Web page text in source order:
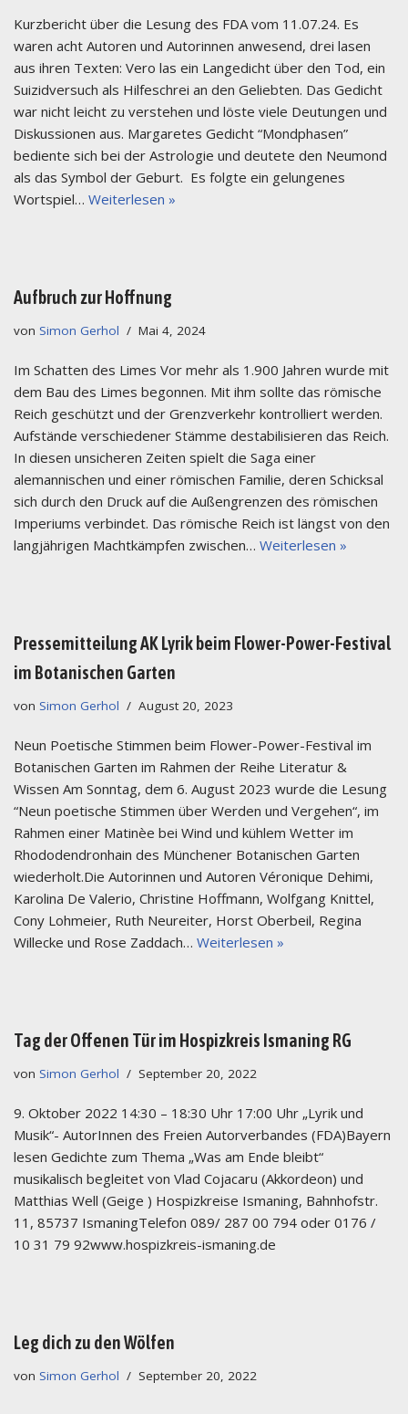
Kurzbericht über die Lesung des FDA vom 11.07.24. Es
waren acht Autoren und Autorinnen anwesend, drei lasen
aus ihren Texten: Vero las ein Langedicht über den Tod, ein
Suizidversuch als Hilfeschrei an den Geliebten. Das Gedicht
war nicht leicht zu verstehen und löste viele Deutungen und
Diskussionen aus. Margaretes Gedicht “Mondphasen”
bediente sich bei der Astrologie und deutete den Neumond
als das Symbol der Geburt. Es folgte ein gelungenes
Wortspiel… Weiterlesen »
Aufbruch zur Hoffnung
von Simon Gerhol Mai 4, 2024
Im Schatten des Limes Vor mehr als 1.900 Jahren wurde mit
dem Bau des Limes begonnen. Mit ihm sollte das römische
Reich geschützt und der Grenzverkehr kontrolliert werden.
Aufstände verschiedener Stämme destabilisieren das Reich.
In diesen unsicheren Zeiten spielt die Saga einer
alemannischen und einer römischen Familie, deren Schicksal
sich durch den Druck auf die Außengrenzen des römischen
Imperiums verbindet. Das römische Reich ist längst von den
langjährigen Machtkämpfen zwischen… Weiterlesen »
Pressemitteilung AK Lyrik beim Flower-Power-Festival
im Botanischen Garten
von Simon Gerhol August 20, 2023
Neun Poetische Stimmen beim Flower-Power-Festival im
Botanischen Garten im Rahmen der Reihe Literatur &
Wissen Am Sonntag, dem 6. August 2023 wurde die Lesung
“Neun poetische Stimmen über Werden und Vergehen“, im
Rahmen einer Matinèe bei Wind und kühlem Wetter im
Rhododendronhain des Münchener Botanischen Garten
wiederholt.Die Autorinnen und Autoren Véronique Dehimi,
Karolina De Valerio, Christine Hoffmann, Wolfgang Knittel,
Cony Lohmeier, Ruth Neureiter, Horst Oberbeil, Regina
Willecke und Rose Zaddach… Weiterlesen »
Tag der Offenen Tür im Hospizkreis Ismaning RG
von Simon Gerhol September 20, 2022
9. Oktober 2022 14:30 – 18:30 Uhr 17:00 Uhr „Lyrik und
Musik“- AutorInnen des Freien Autorverbandes (FDA)Bayern
lesen Gedichte zum Thema „Was am Ende bleibt“
musikalisch begleitet von Vlad Cojacaru (Akkordeon) und
Matthias Well (Geige ) Hospizkreise Ismaning, Bahnhofstr.
11, 85737 IsmaningTelefon 089/ 287 00 794 oder 0176 /
10 31 79 92www.hospizkreis-ismaning.de
Leg dich zu den Wölfen
von Simon Gerhol September 20, 2022